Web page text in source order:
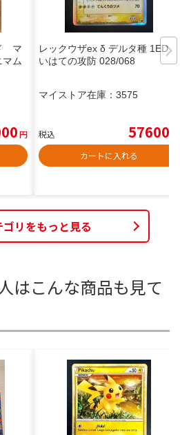
マ
ム
円
レックウザex δ デルタ種 1EDさ
いはての攻防 028/068
マイストア在庫： 3575
税込 57600
カートに入れる
ゴリをもっと見る
はこんな商品も見て